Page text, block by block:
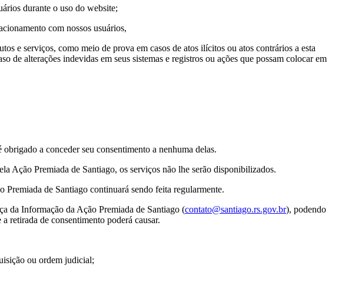
durante o uso do website;
com nossos usuários,
e serviços, como meio de prova em casos de atos ilícitos ou atos contrários a esta
alterações indevidas em seus sistemas e registros ou ações que possam colocar em
a conceder seu consentimento a nenhuma delas.
Ação Premiada de Santiago, os serviços não lhe serão disponibilizados.
Premiada de Santiago continuará sendo feita regularmente.
da Informação da Ação Premiada de Santiago (contato@santiago.rs.gov.br), podendo
retirada de consentimento poderá causar.
ou ordem judicial;